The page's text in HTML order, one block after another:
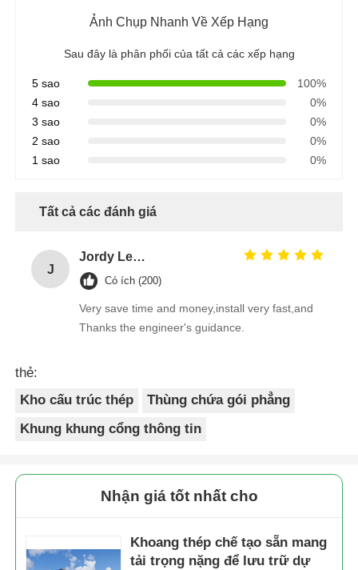
Ảnh Chụp Nhanh Về Xếp Hạng
Sau đây là phân phối của tất cả các xếp hạng
5 sao
100%
4 sao
0%
3 sao
0%
2 sao
0%
1 sao
0%
Tất cả các đánh giá
J
Jordy Leong
Có ích (200)
Very save time and money,install very fast,and
Thanks the engineer's guidance.
thẻ:
Kho cấu trúc thép
Thùng chứa gói phẳng
Khung khung cổng thông tin
Nhận giá tốt nhất cho
Khoang thép chế tạo sẵn mang
tải trọng nặng để lưu trữ dự